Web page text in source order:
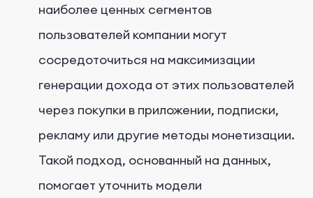
наиболее ценных сегментов
пользователей компании могут
сосредоточиться на максимизации
генерации дохода от этих пользователей
через покупки в приложении, подписки,
рекламу или другие методы монетизации.
Такой подход, основанный на данных,
помогает уточнить модели